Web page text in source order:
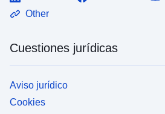
Other
Cuestiones jurídicas
Aviso jurídico
Cookies